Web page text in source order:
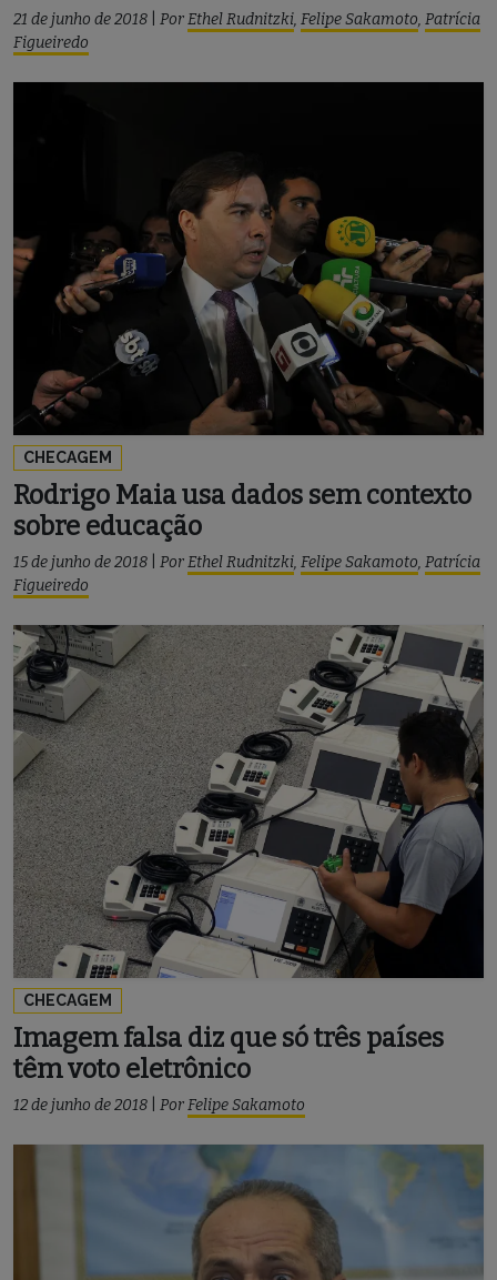
21 de junho de 2018 PorEthel Rudnitzki, Felipe Sakamoto, Patrícia
Figueiredo
CHECAGEM
Rodrigo Maia usa dados sem contexto
sobre educação
15 de junho de 2018 PorEthel Rudnitzki, Felipe Sakamoto, Patrícia
Figueiredo
CHECAGEM
Imagem falsa diz que só três países
têm voto eletrônico
12 de junho de 2018 PorFelipe Sakamoto